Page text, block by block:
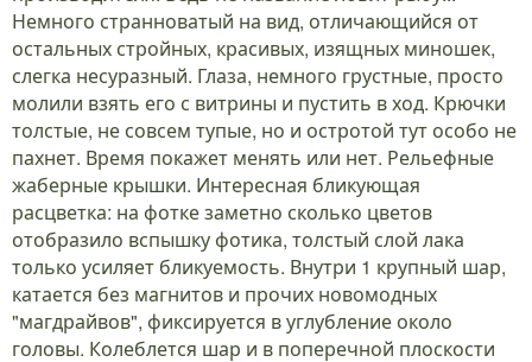
Немного странноватый на вид, отличающийся от
остальных стройных, красивых, изящных миношек,
слегка несуразный. Глаза, немного грустные, просто
молили взять его с витрины и пустить в ход. Крючки
толстые, не совсем тупые, но и остротой тут особо не
пахнет. Время покажет менять или нет. Рельефные
жаберные крышки. Интересная бликующая
расцветка: на фотке заметно сколько цветов
отобразило вспышку фотика, толстый слой лака
только усиляет бликуемость. Внутри 1 крупный шар,
катается без магнитов и прочих новомодных
"магдрайвов", фиксируется в углубление около
головы. Колеблется шар и в поперечной плоскости